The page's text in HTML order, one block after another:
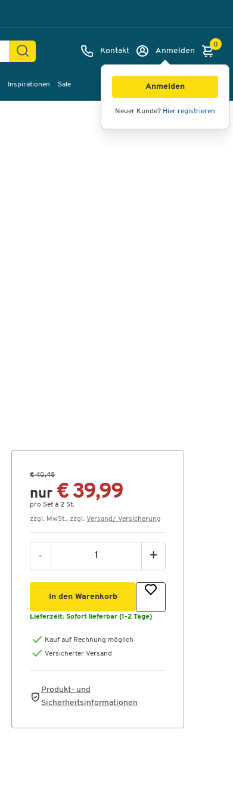
Kontakt Anmelden
Anmelden
Neuer Kunde? Hier registrieren
0
Inspirationen Sale
€ 40,48
nur € 39,99
pro Set à 2 St.
zzgl. MwSt., zzgl. Versand/ Versicherung
- +
In den Warenkorb
Lieferzeit: Sofort lieferbar (1-2 Tage)
Kauf auf Rechnung möglich
Versicherter Versand
Produkt- und
Sicherheitsinformationen
Videos 360°-Ansicht